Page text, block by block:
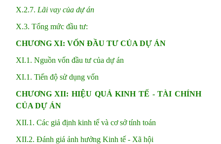
X.2.7. Lãi vay của dự án
X.3. Tổng mức đầu tư:
CHƯƠNG XI: VỐN ĐẦU TƯ CỦA DỰ ÁN
XI.1. Nguồn vốn đầu tư của dự án
XI.1. Tiến độ sử dụng vốn
CHƯƠNG XII: HIỆU QUẢ KINH TẾ - TÀI CHÍNH
CỦA DỰ ÁN
XII.1. Các giả định kinh tế và cơ sở tính toán
XII.2. Đánh giá ảnh hưởng Kinh tế - Xã hội